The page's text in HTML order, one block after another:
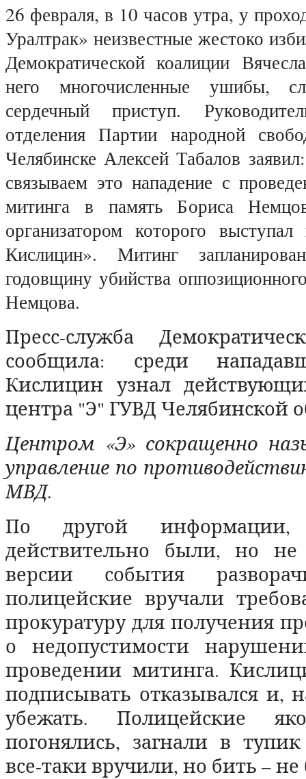
26 февраля, в 10 часов утра, у
Уралтрак» неизвестные жестоко
Демократической коалиции
него многочисленные ушибы,
сердечный приступ.
отделения Партии народной
Челябинске Алексей Табалов
связываем это нападение с
митинга в память Бориса
организатором которого
Кислицин». Митинг
годовщину убийства
Немцова.
Пресс-служба
сообщила: среди
Кислицин узнал
центра "Э" ГУВД Челябинской
Центром «Э» сокращенно
управление по
МВД.
По другой информации,
действительно были, но
версии события
полицейские вручали
прокуратуру для получения
о недопустимости
проведении митинга.
подписывать отказывался и,
убежать. Полицейские
погонялись, загнали в
все-таки вручили, но бить –